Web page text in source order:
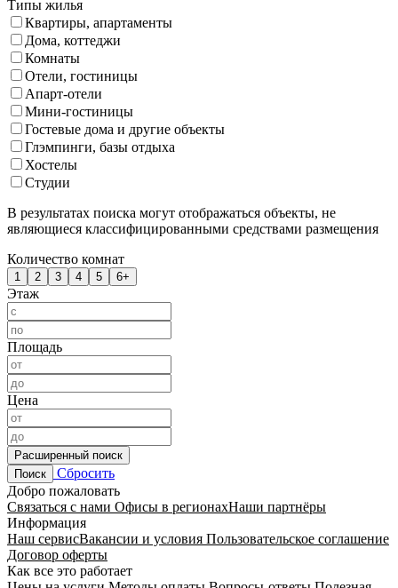
Типы жилья
Квартиры, апартаменты
Дома, коттеджи
Комнаты
Отели, гостиницы
Апарт-отели
Мини-гостиницы
Гостевые дома и другие объекты
Глэмпинги, базы отдыха
Хостелы
Студии
В результатах поиска могут отображаться объекты, не
являющиеся классифицированными средствами размещения
Количество комнат
1 2 3 4 5 6+
Этаж
Площадь
Цена
Расширенный поиск
Поиск
Сбросить
Добро пожаловать
Связаться с нами Офисы в регионахНаши партнёры
Информация
Наш сервисВакансии и условия Пользовательское соглашение
Договор оферты
Как все это работает